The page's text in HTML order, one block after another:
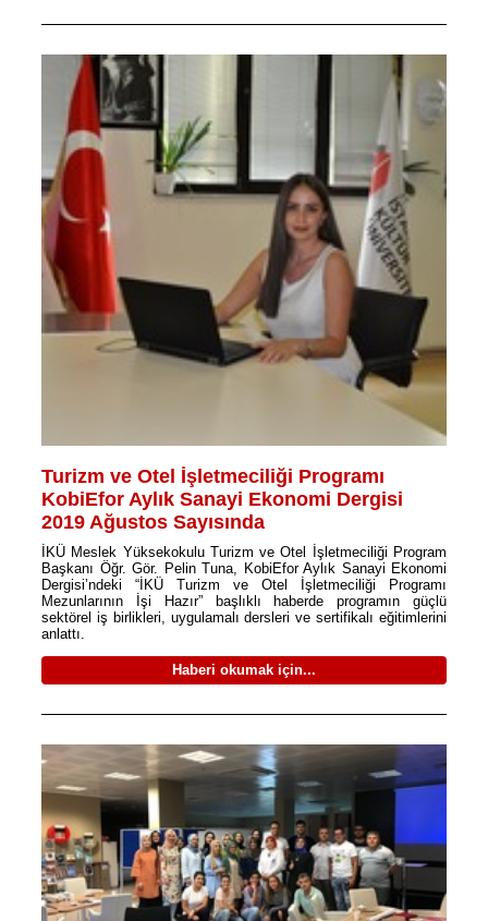
Turizm ve Otel İşletmeciliği Programı
KobiEfor Aylık Sanayi Ekonomi Dergisi
2019 Ağustos Sayısında
İKÜ Meslek Yüksekokulu Turizm ve Otel İşletmeciliği Program
Başkanı Öğr. Gör. Pelin Tuna, KobiEfor Aylık Sanayi Ekonomi
Dergisi’ndeki “İKÜ Turizm ve Otel İşletmeciliği Programı
Mezunlarının İşi Hazır” başlıklı haberde programın güçlü
sektörel iş birlikleri, uygulamalı dersleri ve sertifikalı eğitimlerini
anlattı.
Haberi okumak için...